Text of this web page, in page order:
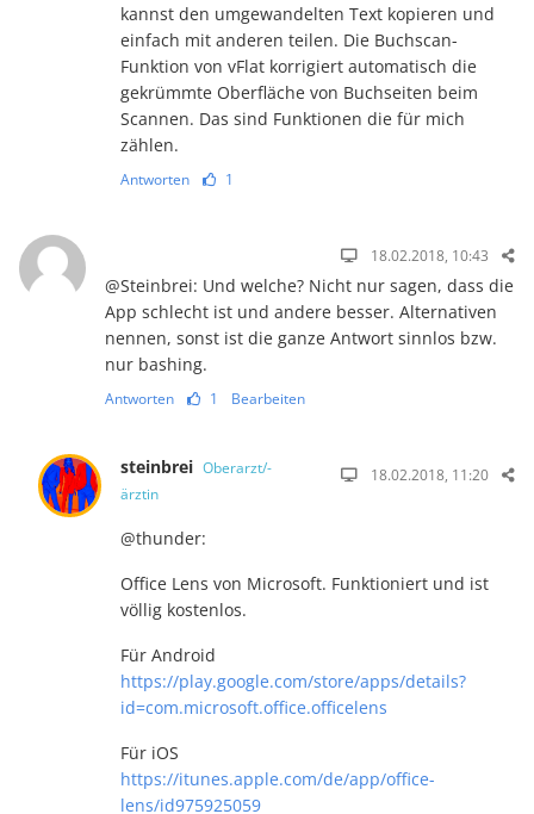
kannst den umgewandelten Text kopieren und
einfach mit anderen teilen. Die Buchscan-
Funktion von vFlat korrigiert automatisch die
gekrümmte Oberfläche von Buchseiten beim
Scannen. Das sind Funktionen die für mich
zählen.
Antworten 1
18.02.2018, 10:43
@Steinbrei: Und welche? Nicht nur sagen, dass die
App schlecht ist und andere besser. Alternativen
nennen, sonst ist die ganze Antwort sinnlos bzw.
nur bashing.
Antworten 1 Bearbeiten
steinbrei Oberarzt/-
ärztin
18.02.2018, 11:20
@thunder:
Office Lens von Microsoft. Funktioniert und ist
völlig kostenlos.
Für Android
https://play.google.com/store/apps/details?
id=com.microsoft.office.officelens
Für iOS
https://itunes.apple.com/de/app/office-
lens/id975925059